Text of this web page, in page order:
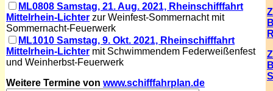
ML0808 Samstag, 21. Aug. 2021, Rheinschifffahrt
Mittelrhein-Lichter zur Weinfest-Sommernacht mit
Sommernacht-Feuerwerk
ML1010 Samstag, 9. Okt. 2021, Rheinschifffahrt
Mittelrhein-Lichter mit Schwimmendem Federweißenfest
und Weinherbst-Feuerwerk
Weitere Termine von www.schifffahrplan.de